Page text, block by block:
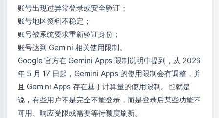
账号出现过异常登录或安全验证；
账号地区资料不稳定；
账号被系统要求重新验证身份；
账号达到 Gemini 相关使用限制。
Google 官方在 Gemini Apps 限制说明中提到，从 2026
年 5 月 17 日起，Gemini Apps 的使用限制会有调整，并
且 Gemini Apps 存在基于计算量的使用限制。也就是
说，有些用户不是完全不能登录，而是登录后某些功能不
可用、响应受限或需要等待额度刷新。